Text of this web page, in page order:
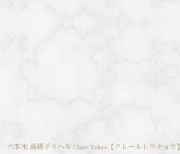
六本木 高級デリヘル Clair Tokyo【クレールトウキョウ】